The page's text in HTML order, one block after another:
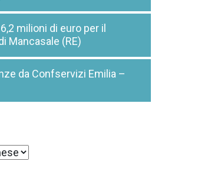
milioni di euro per il
Mancasale (RE)
da Confservizi Emilia –